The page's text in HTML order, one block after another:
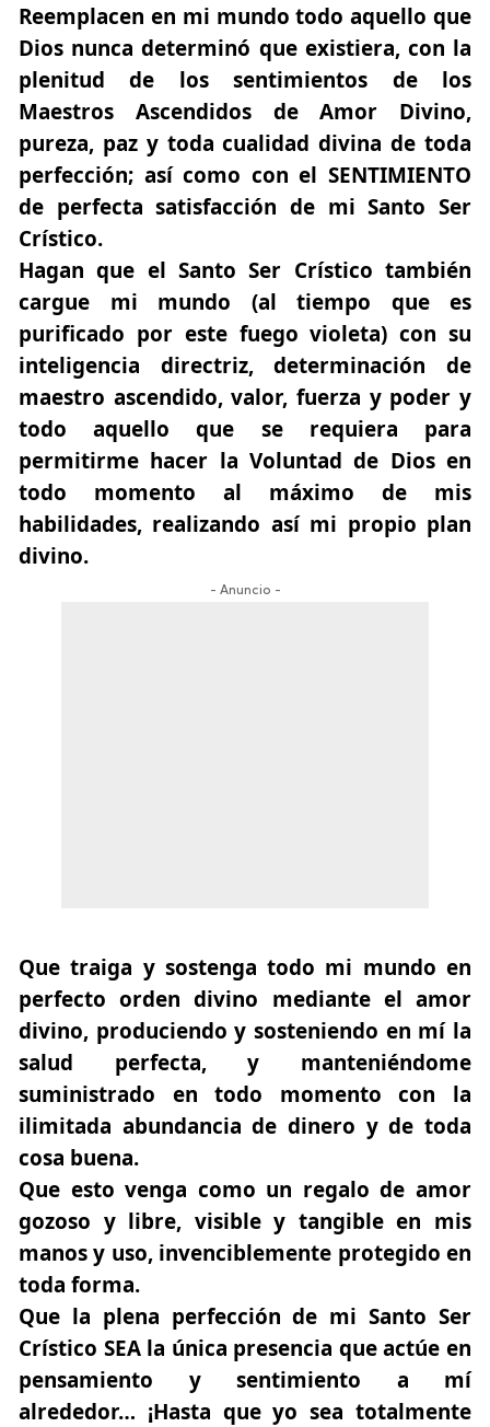
Reemplacen en mi mundo todo aquello que
Dios nunca determinó que existiera, con la
plenitud de los sentimientos de los
Maestros Ascendidos de Amor Divino,
pureza, paz y toda cualidad divina de toda
perfección; así como con el SENTIMIENTO
de perfecta satisfacción de mi Santo Ser
Crístico.
Hagan que el Santo Ser Crístico también
cargue mi mundo (al tiempo que es
purificado por este fuego violeta) con su
inteligencia directriz, determinación de
maestro ascendido, valor, fuerza y poder y
todo aquello que se requiera para
permitirme hacer la Voluntad de Dios en
todo momento al máximo de mis
habilidades, realizando así mi propio plan
divino.
- Anuncio -
Que traiga y sostenga todo mi mundo en
perfecto orden divino mediante el amor
divino, produciendo y sosteniendo en mí la
salud perfecta, y manteniéndome
suministrado en todo momento con la
ilimitada abundancia de dinero y de toda
cosa buena.
Que esto venga como un regalo de amor
gozoso y libre, visible y tangible en mis
manos y uso, invenciblemente protegido en
toda forma.
Que la plena perfección de mi Santo Ser
Crístico SEA la única presencia que actúe en
pensamiento y sentimiento a mí
alrededor… ¡Hasta que yo sea totalmente